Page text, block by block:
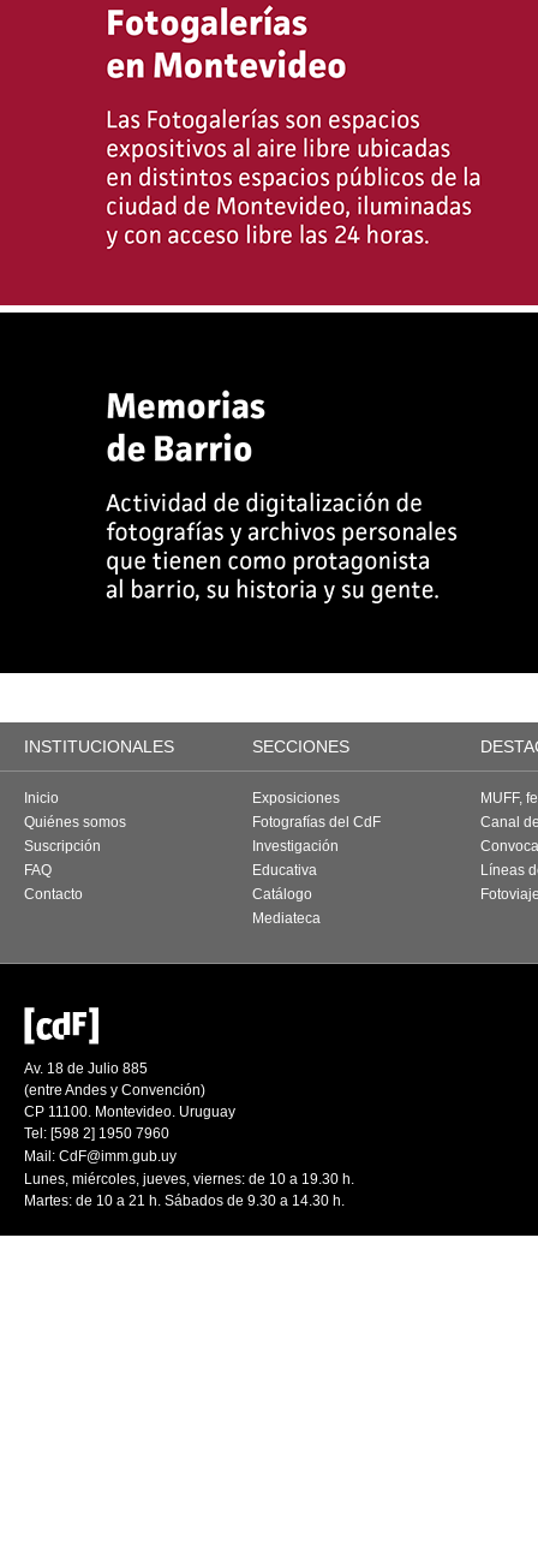
INSTITUCIONALES SECCIONES
Inicio
Quiénes somos
Suscripción
FAQ
Contacto
Exposiciones
Fotografías del CdF
Investigación
Educativa
Catálogo
Mediateca
MUFF,
Canal
Líneas
Av. 18 de Julio 885
(entre Andes y Convención)
CP 11100. Montevideo. Uruguay
Tel: [598 2] 1950 7960
Mail: CdF@imm.gub.uy
Lunes, miércoles, jueves, viernes: de 10 a 19.30 h.
Martes: de 10 a 21 h. Sábados de 9.30 a 14.30 h.